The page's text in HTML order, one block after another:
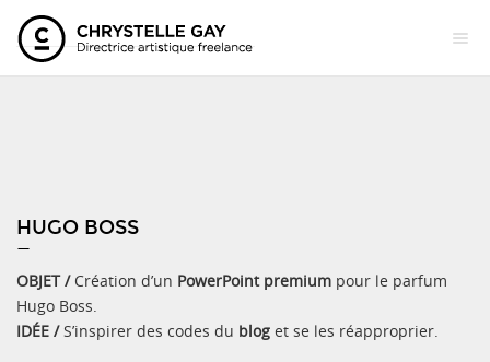
HUGO BOSS
—
OBJET / Création d’un PowerPoint premium pour le parfum
Hugo Boss.
IDÉE /S’inspirer des codes du blog et se les réapproprier.